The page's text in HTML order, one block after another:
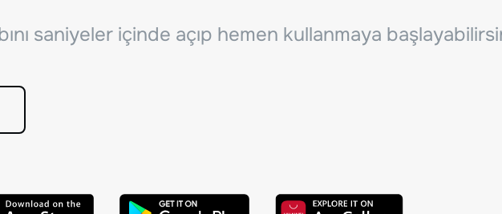
saniyeler içinde açıp hemen kullanmaya